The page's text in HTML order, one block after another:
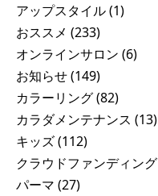
アップスタイル(1)
おススメ (233)
オンラインサロン (6)
お知らせ(149)
カラーリング(82)
カラダメンテナンス (13)
キッズ(112)
クラウドファンディング
パーマ (27)